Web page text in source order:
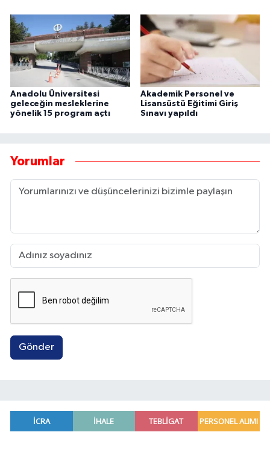
Anadolu Üniversitesi
geleceğin mesleklerine
yönelik 15 program açtı
Akademik Personel ve
Lisansüstü Eğitimi Giriş
Sınavı yapıldı
Yorumlar
Gönder